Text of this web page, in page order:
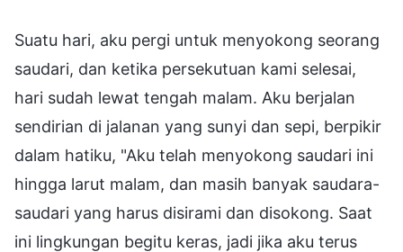
Suatu hari, aku pergi untuk menyokong seorang
saudari, dan ketika persekutuan kami selesai,
hari sudah lewat tengah malam. Aku berjalan
sendirian di jalanan yang sunyi dan sepi, berpikir
dalam hatiku, "Aku telah menyokong saudari ini
hingga larut malam, dan masih banyak saudara-
saudari yang harus disirami dan disokong. Saat
ini lingkungan begitu keras, jadi jika aku terus